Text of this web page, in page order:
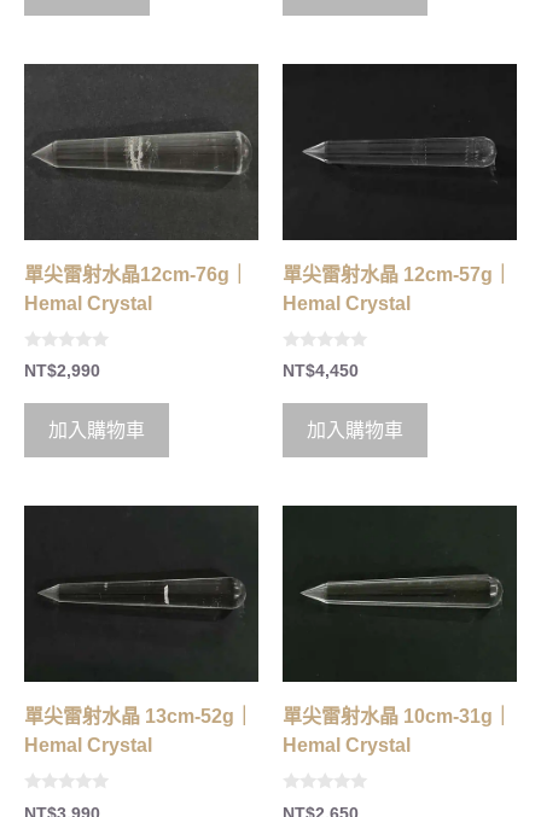
5
5
單尖雷射水晶12cm-76g｜
Hemal Crystal
0
o
5
NT$2,990
加入購物車
單尖雷射水晶 12cm-57g｜
Hemal Crystal
0
o
5
NT$4,450
加入購物車
單尖雷射水晶 13cm-52g｜
Hemal Crystal
0
單尖雷射水晶 10cm-31g｜
Hemal Crystal
0